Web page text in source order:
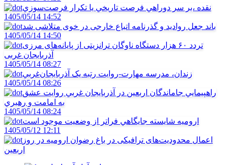
نقده ،بر سر دوراهي فرصت تاريخي يا تکرار فرصت‌سوزي
1405/05/14 14:52
باند جعل روادید و گذرنامه اتباع خارجی در خوی متلاشی شد
1405/05/14 14:50
تردد ۶۰ هزار دستگاه ناوگان ترانزیتی از پایانه‌های مرزی
آذربایجان ‌غربی
1405/05/14 08:27
زندان، مدرسه مهارت-روايت رتبه يک آذربايجان‌غربي
1405/05/14 08:26
راهپيمايي جاماندگان اربعين در آذربايجان غربي روايت عشق
به امامت و رهبري
1405/05/14 08:24
اروميه شايسته جايگاهي فراتر از وضعيت موجود است
1405/05/12 12:11
اعمال محدودیت‌های ترافیکی در باغ رضوان ارومیه در روز
اربعین